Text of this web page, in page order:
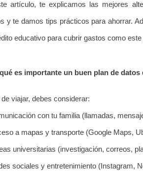
artículo, te explicamos las mejores
y te damos tips prácticos para ahorrar.
educativo para cubrir gastos como
es importante un buen plan de datos
viajar, debes considerar:
con tu familia (llamadas,
a mapas y transporte (Google Maps,
universitarias (investigación, correos,
sociales y entretenimiento (Instagram,